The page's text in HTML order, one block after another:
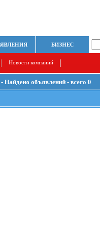
БИЗНЕС
Новости компаний
- Найдено объявлений - всего 0